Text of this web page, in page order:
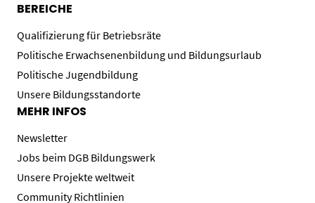
BEREICHE
Qualifizierung für Betriebsräte
Politische Erwachsenenbildung und Bildungsurlaub
Politische Jugendbildung
Unsere Bildungsstandorte
MEHR INFOS
Newsletter
Jobs beim DGB Bildungswerk
Unsere Projekte weltweit
Community Richtlinien